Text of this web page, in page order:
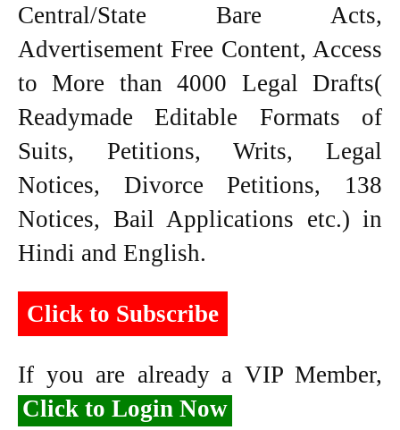
Central/State Bare Acts,
Advertisement Free Content, Access
to More than 4000 Legal Drafts(
Readymade Editable Formats of
Suits, Petitions, Writs, Legal
Notices, Divorce Petitions, 138
Notices, Bail Applications etc.) in
Hindi and English.
Click to Subscribe
If you are already a VIP Member,
Click to Login Now